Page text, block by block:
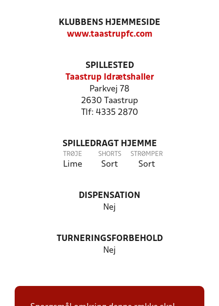
KLUBBENS HJEMMESIDE
www.taastrupfc.com
SPILLESTED
Taastrup Idrætshaller
Parkvej 78
2630 Taastrup
Tlf: 4335 2870
SPILLEDRAGT HJEMME
TRØJE
Lime
SHORTS
Sort
STRØMPER
Sort
DISPENSATION
Nej
TURNERINGSFORBEHOLD
Nej